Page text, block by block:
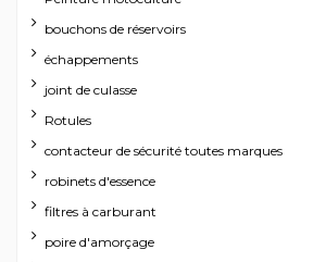
bouchons de réservoirs
échappements
joint de culasse
Rotules
contacteur de sécurité toutes marques
robinets d'essence
filtres à carburant
poire d'amorçage